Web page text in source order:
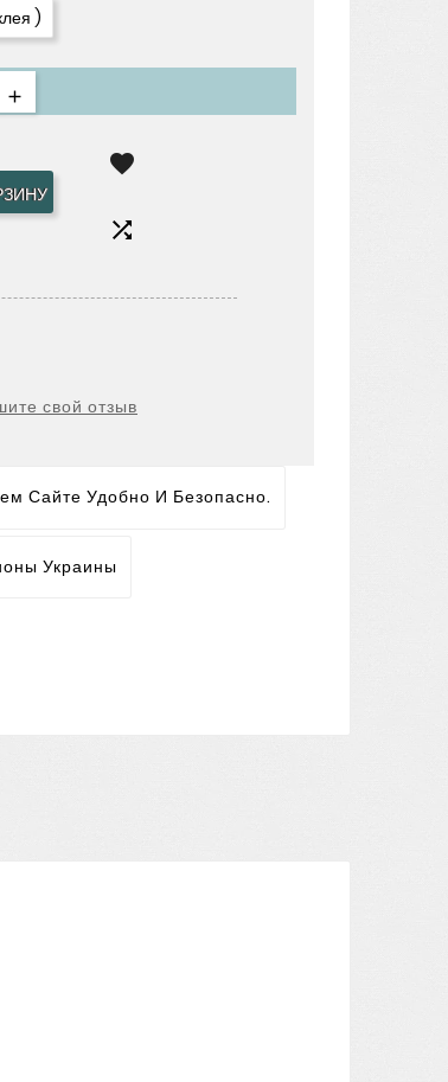
)


свой отзыв
Сайте Удобно И Безопасно.
Украины